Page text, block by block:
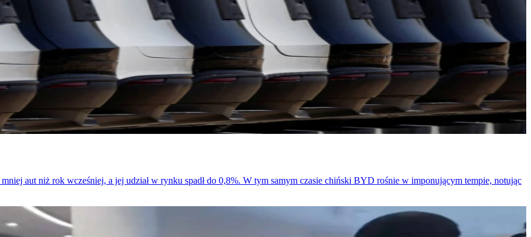
aut niż rok wcześniej, a jej udział w rynku spadł do 0,8%. W tym samym czasie chiński BYD rośnie w imponującym tempie, notując